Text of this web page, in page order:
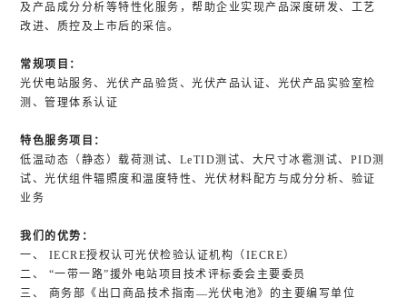
及产品成分分析等特性化服务，帮助企业实现产品深度研发、工艺
改进、质控及上市后的采信。
常规项目：
光伏电站服务、光伏产品验货、光伏产品认证、光伏产品实验室检
测、管理体系认证
特色服务项目：
低温动态（静态）载荷测试、LeTID测试、大尺寸冰雹测试、PID测
试、光伏组件辐照度和温度特性、光伏材料配方与成分分析、验证
业务
我们的优势：
一、 IECRE授权认可光伏检验认证机构（IECRE）
二、 “一带一路”援外电站项目技术评标委会主要委员
三、 商务部《出口商品技术指南—光伏电池》的主要编写单位